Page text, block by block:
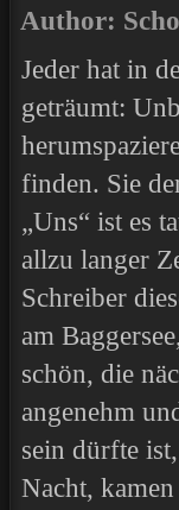
Author:
Jeder hat in
geträumt:
finden. Sie
„Uns“ ist es
allzu langer
Schreiber
am
schön, die
angenehm
sein dürfte
Nacht,